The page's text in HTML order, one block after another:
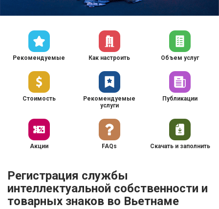
Рекомендуемые Как настроить Объем услуг
Стоимость
Рекомендуемые
услуги
Публикации
Акции FAQs Скачать и заполнить
Регистрация службы
интеллектуальной собственности и
товарных знаков во Вьетнаме